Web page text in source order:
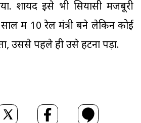
शायद इसे भी सियासी मजबूरी
में 10 रेल मंत्री बने लेकिन कोई
उससे पहले ही उसे हटना पड़ा.